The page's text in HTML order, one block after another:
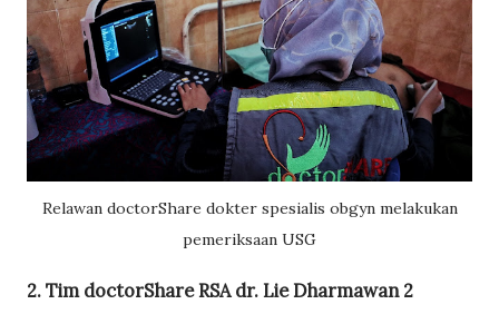
Relawan doctorShare dokter spesialis obgyn melakukan
pemeriksaan USG
2. Tim doctorShare RSA dr. Lie Dharmawan 2